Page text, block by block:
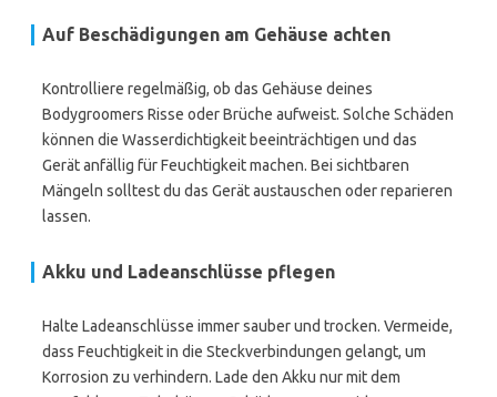
Auf Beschädigungen am Gehäuse achten
Kontrolliere regelmäßig, ob das Gehäuse deines
Bodygroomers Risse oder Brüche aufweist. Solche Schäden
können die Wasserdichtigkeit beeinträchtigen und das
Gerät anfällig für Feuchtigkeit machen. Bei sichtbaren
Mängeln solltest du das Gerät austauschen oder reparieren
lassen.
Akku und Ladeanschlüsse pflegen
Halte Ladeanschlüsse immer sauber und trocken. Vermeide,
dass Feuchtigkeit in die Steckverbindungen gelangt, um
Korrosion zu verhindern. Lade den Akku nur mit dem